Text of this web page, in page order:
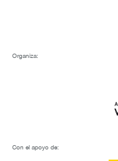
Organiza:
Con el apoyo de: